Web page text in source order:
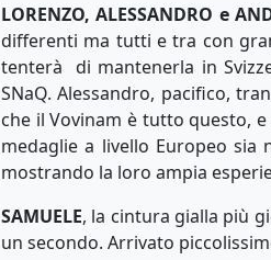
LORENZO, ALESSANDRO e
differenti ma tutti e tra con
tenterà di mantenerla in
SNaQ. Alessandro, pacifico,
che il Vovinam è tutto questo,
medaglie a livello Europeo
mostrando la loro ampia
SAMUELE, la cintura gialla più
un secondo. Arrivato